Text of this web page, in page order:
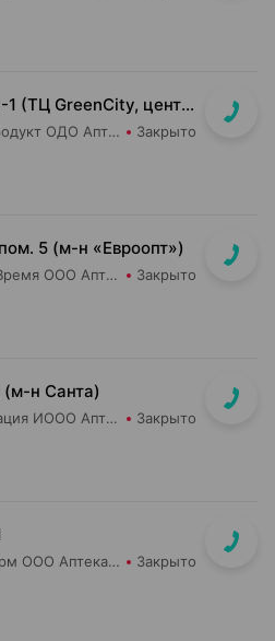
ул. Притыцкого, д. 156/1-1 (ТЦ GreenCity, центральный вход со стороны метро)
Планета Здоровья Фарм-Продукт ОДО Аптека №23 Закрыто
5 (м-н «Евроопт»)
Планета Здоровья Доктор Время ООО Аптека №51 Закрыто
(м-н Санта)
Планета Здоровья АБФармация ИООО Аптека №7 Закрыто
Планета Здоровья Нова-Фарм ООО Аптека №1 Закрыто